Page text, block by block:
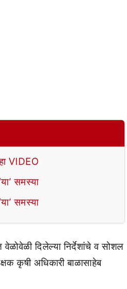
VIDEO
समस्या
समस्या
दिलेल्या निर्देशांचे व सोशल
कृषी अधिकारी बाळासाहेब